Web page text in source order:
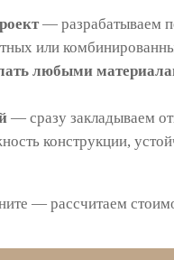
— разрабатываем
или
любыми
— сразу закладываем
конструкции,
— рассчитаем